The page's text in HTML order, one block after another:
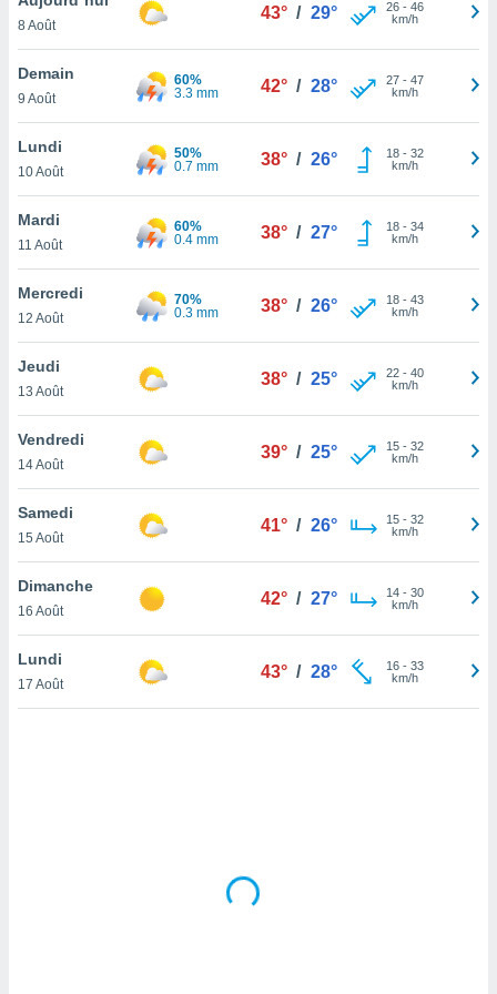
et
»,
au
vous
qu'ils
ou
le
ainsi
un
la
du
en
de
8 Août
43° / 29° 26- 46
km/h
Demain
9 Août
60%
3.3 mm
42° / 28° 27- 47
km/h
Lundi
10 Août
50%
0.7 mm
38° / 26° 18- 32
km/h
Mardi
11 Août
60%
0.4 mm
38° / 27° 18- 34
km/h
Mercredi
12 Août
70%
0.3 mm
38° / 26° 18- 43
km/h
Jeudi
13 Août
38° / 25° 22- 40
km/h
Vendredi
14 Août
39° / 25° 15- 32
km/h
Samedi
15 Août
41° / 26° 15- 32
km/h
Dimanche
16 Août
42° / 27° 14- 30
km/h
Lundi
17 Août
43° / 28° 16- 33
km/h